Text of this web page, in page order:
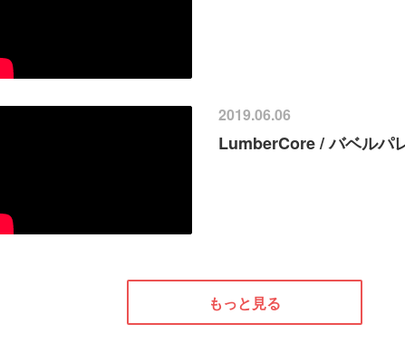
2019.06.06
LumberCore / バベルパ
もっと見る